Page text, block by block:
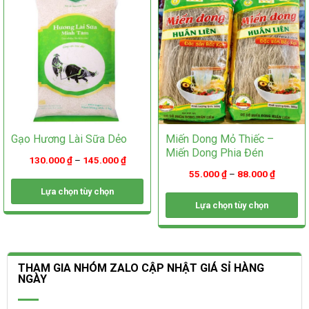
được
chọn
trên
trang
phẩm
chọn
trên
trang
sản
phẩm
Gạo Hương Lài Sữa Dẻo
130.000₫– 145.000₫
Lựa chọn tùy chọn
Sản
có
nhiều
biến
Các
Miến Dong Mỏ Thiếc –
Miến Dong Phia Đén
55.000₫– 88.000₫
Lựa chọn tùy chọn
Sản
này
có
nhiều
THAM GIA NHÓM ZALO CẬP NHẬT GIÁ SỈ HÀNG
NGÀY